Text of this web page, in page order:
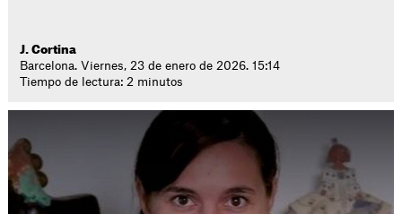
J. Cortina
Barcelona. Viernes, 23 de enero de 2026. 15:14
Tiempo de lectura: 2 minutos